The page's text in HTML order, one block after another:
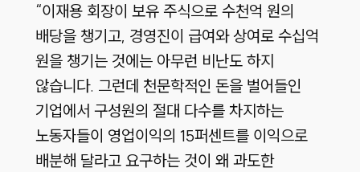
“이재용 회장이 보유 주식으로 수천억 원의
배당을 챙기고, 경영진이 급여와 상여로 수십억
원을 챙기는 것에는 아무런 비난도 하지
않습니다. 그런데 천문학적인 돈을 벌어들인
기업에서 구성원의 절대 다수를 차지하는
노동자들이 영업이익의 15퍼센트를 이익으로
배분해 달라고 요구하는 것이 왜 과도한